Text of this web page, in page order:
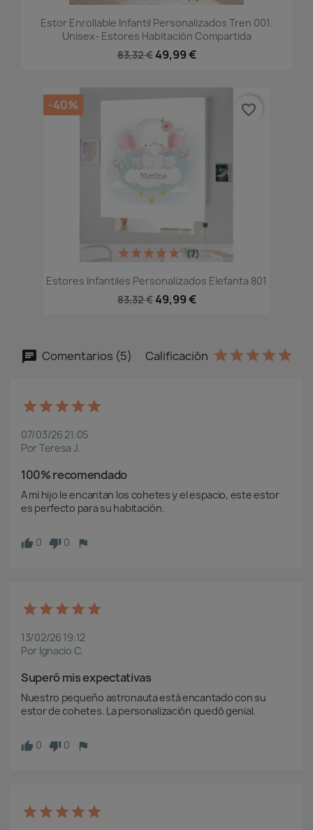
Estor Enrollable Infantil Personalizados Tren 001.
Unisex- Estores Habitación Compartida
83,32 € 49,99 €
Estores Infantiles Personalizados Elefanta 801
83,32 € 49,99 €
(7)
-40% favorite_border
Comentarios (5) Calificación
07/03/26 21:05
Por Teresa J.
100% recomendado
A mi hijo le encantan los cohetes y el espacio, este estor
es perfecto para su habitación.
0 0
13/02/26 19:12
Por Ignacio C.
Superó mis expectativas
Nuestro pequeño astronauta está encantado con su
estor de cohetes. La personalización quedó genial.
0 0